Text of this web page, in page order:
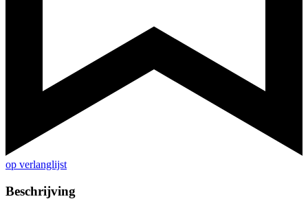
op verlanglijst
Beschrijving